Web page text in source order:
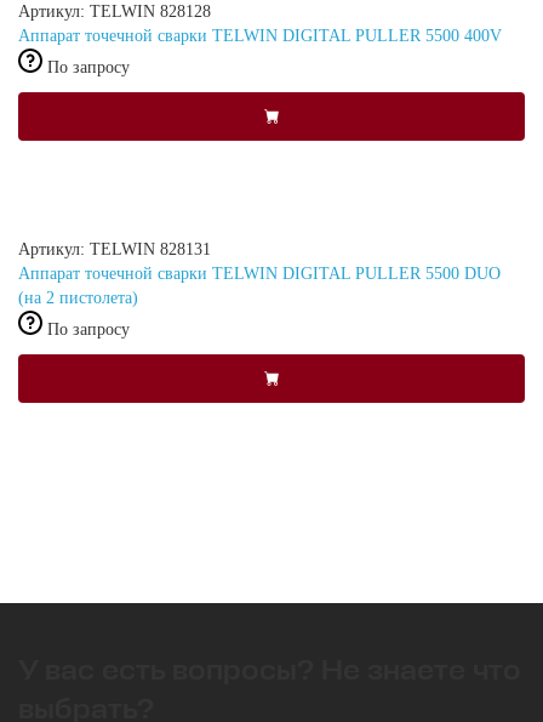
Артикул: TELWIN 828128
Аппарат точечной сварки TELWIN DIGITAL PULLER 5500 400V
По запросу
Артикул: TELWIN 828131
Аппарат точечной сварки TELWIN DIGITAL PULLER 5500 DUO
(на 2 пистолета)
По запросу